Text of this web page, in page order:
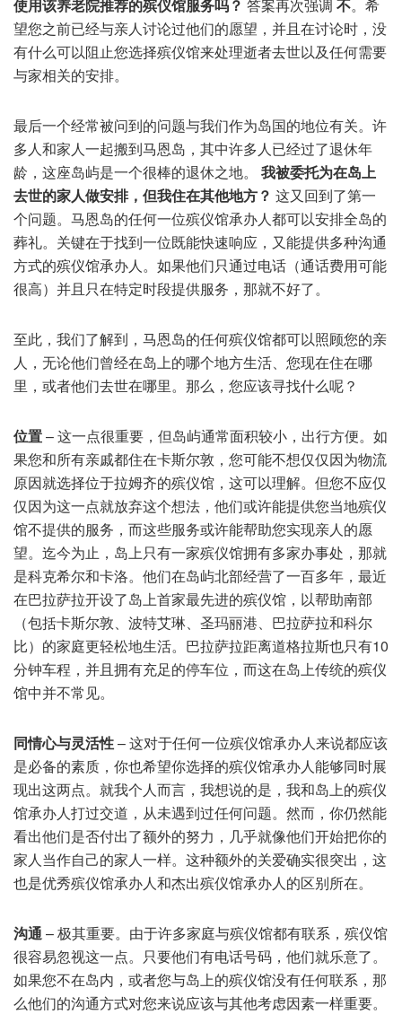
使用该养老院推荐的殡仪馆服务吗？ 答案再次强调 不。希
望您之前已经与亲人讨论过他们的愿望，并且在讨论时，没
有什么可以阻止您选择殡仪馆来处理逝者去世以及任何需要
与家相关的安排。
最后一个经常被问到的问题与我们作为岛国的地位有关。许
多人和家人一起搬到马恩岛，其中许多人已经过了退休年
龄，这座岛屿是一个很棒的退休之地。 我被委托为在岛上
去世的家人做安排，但我住在其他地方？ 这又回到了第一
个问题。马恩岛的任何一位殡仪馆承办人都可以安排全岛的
葬礼。关键在于找到一位既能快速响应，又能提供多种沟通
方式的殡仪馆承办人。如果他们只通过电话（通话费用可能
很高）并且只在特定时段提供服务，那就不好了。
至此，我们了解到，马恩岛的任何殡仪馆都可以照顾您的亲
人，无论他们曾经在岛上的哪个地方生活、您现在住在哪
里，或者他们去世在哪里。那么，您应该寻找什么呢？
位置– 这一点很重要，但岛屿通常面积较小，出行方便。如
果您和所有亲戚都住在卡斯尔敦，您可能不想仅仅因为物流
原因就选择位于拉姆齐的殡仪馆，这可以理解。但您不应仅
仅因为这一点就放弃这个想法，他们或许能提供您当地殡仪
馆不提供的服务，而这些服务或许能帮助您实现亲人的愿
望。迄今为止，岛上只有一家殡仪馆拥有多家办事处，那就
是科克希尔和卡洛。他们在岛屿北部经营了一百多年，最近
在巴拉萨拉开设了岛上首家最先进的殡仪馆，以帮助南部
（包括卡斯尔敦、波特艾琳、圣玛丽港、巴拉萨拉和科尔
比）的家庭更轻松地生活。巴拉萨拉距离道格拉斯也只有10
分钟车程，并且拥有充足的停车位，而这在岛上传统的殡仪
馆中并不常见。
同情心与灵活性– 这对于任何一位殡仪馆承办人来说都应该
是必备的素质，你也希望你选择的殡仪馆承办人能够同时展
现出这两点。就我个人而言，我想说的是，我和岛上的殡仪
馆承办人打过交道，从未遇到过任何问题。然而，你仍然能
看出他们是否付出了额外的努力，几乎就像他们开始把你的
家人当作自己的家人一样。这种额外的关爱确实很突出，这
也是优秀殡仪馆承办人和杰出殡仪馆承办人的区别所在。
沟通– 极其重要。由于许多家庭与殡仪馆都有联系，殡仪馆
很容易忽视这一点。只要他们有电话号码，他们就乐意了。
如果您不在岛内，或者您与岛上的殡仪馆没有任何联系，那
么他们的沟通方式对您来说应该与其他考虑因素一样重要。